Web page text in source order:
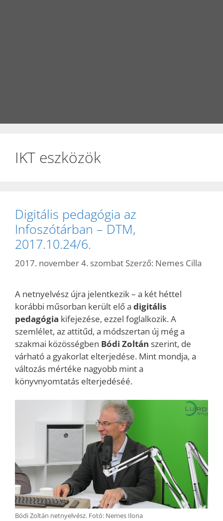
IKT eszközök
Digitális pedagógia az
Infoszótárban – DTM,
2017.10.24/6.
2017. november 4. szombat Szerző: Nemes Cilla
A netnyelvész újra jelentkezik – a két héttel
korábbi műsorban került elő a digitális
pedagógia kifejezése, ezzel foglalkozik. A
szemlélet, az attitűd, a módszertan új még a
szakmai közösségben Bódi Zoltán szerint, de
várható a gyakorlat elterjedése. Mint mondja, a
változás mértéke nagyobb mint a
könyvnyomtatás elterjedéséé.
Bódi Zoltán netnyelvész. Fotó: Nemes Ilona